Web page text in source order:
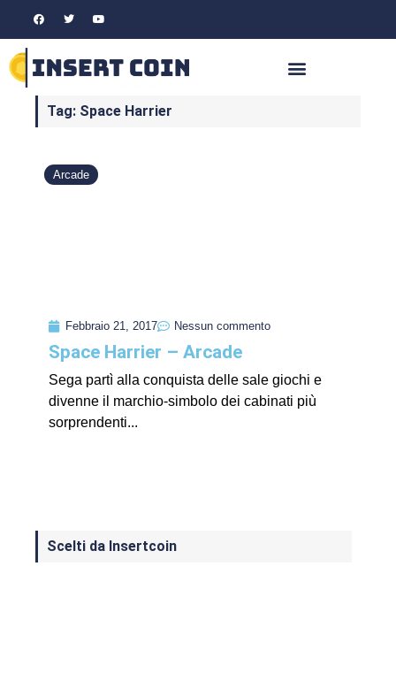
Tag: Space Harrier
Arcade
Febbraio 21, 2017 Nessun commento
Space Harrier – Arcade
Sega partì alla conquista delle sale giochi e
divenne il marchio-simbolo dei cabinati più
sorprendenti...
Scelti da Insertcoin